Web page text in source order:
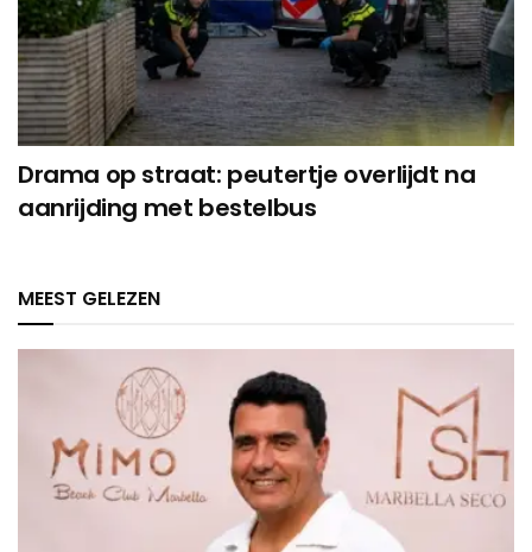
Drama op straat: peutertje overlijdt na
aanrijding met bestelbus
MEEST GELEZEN